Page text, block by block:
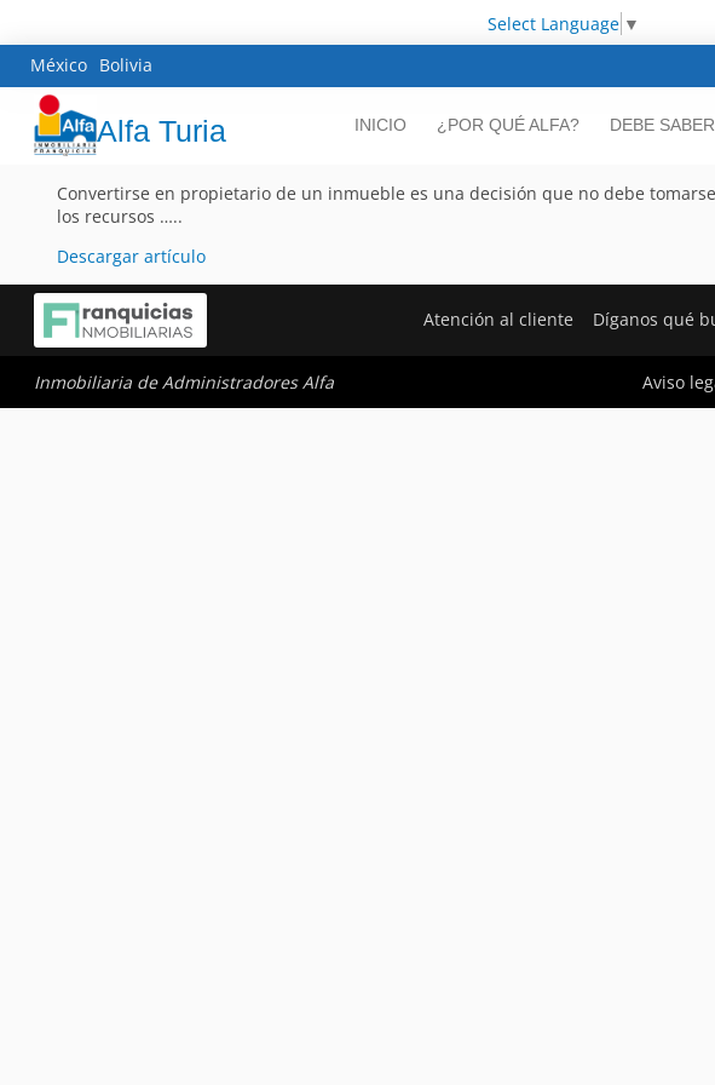
Select Language ▼
México Bolivia
Alfa Turia INICIO ¿POR QUÉ ALFA? DEBE SABER
Convertirse en propietario de un inmueble es una decisión que no debe
los recursos …..
Descargar artículo
Atención al cliente Díganos qué
Inmobiliaria de Administradores Alfa Aviso